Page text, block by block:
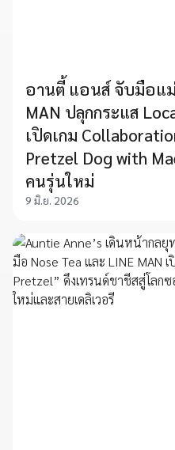
อานตี้ แอนส์ จับมือแ
MAN ปลุกกระแส
เปิดเกม
Pretzel Dog with
คนรุ่นใหม่
9 มิ.ย. 2026